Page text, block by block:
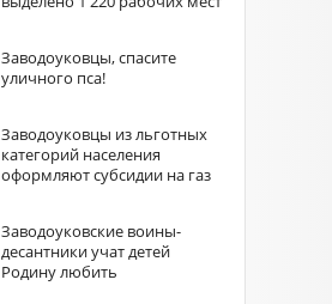
Заводоуковцы, спасите
уличного пса!
Заводоуковцы из льготных
категорий населения
оформляют субсидии на газ
Заводоуковские воины-
десантники учат детей
Родину любить